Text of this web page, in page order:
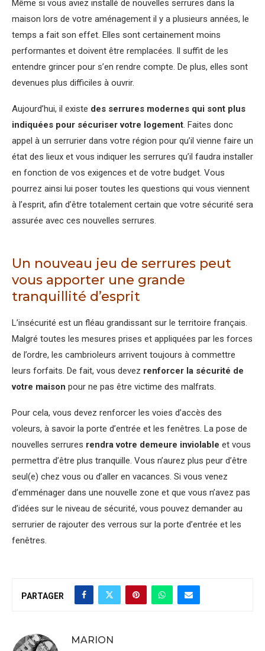
Même si vous aviez installé de nouvelles serrures dans la
maison lors de votre aménagement il y a plusieurs années, le
temps a fait son effet. Elles sont certainement moins
performantes et doivent être remplacées. Il suffit de les
entendre grincer pour s’en rendre compte. De plus, elles sont
devenues plus difficiles à ouvrir.
Aujourd’hui, il existe des serrures modernes qui sont plus
indiquées pour sécuriser votre logement. Faites donc
appel à un serrurier dans votre région pour qu’il vienne faire un
état des lieux et vous indiquer les serrures qu’il faudra installer
en fonction de vos exigences et de votre budget. Vous
pourrez ainsi lui poser toutes les questions qui vous viennent
à l’esprit, afin d’être totalement certain que votre sécurité sera
assurée avec ces nouvelles serrures.
Un nouveau jeu de serrures peut
vous apporter une grande
tranquillité d’esprit
L’insécurité est un fléau grandissant sur le territoire français.
Malgré toutes les mesures prises et appliquées par les forces
de l’ordre, les cambrioleurs arrivent toujours à commettre
leurs forfaits. De fait, vous devez renforcer la sécurité de
votre maison pour ne pas être victime des malfrats.
Pour cela, vous devez renforcer les voies d’accès des
voleurs, à savoir la porte d’entrée et les fenêtres. La pose de
nouvelles serrures rendra votre demeure inviolable et vous
permettra d’être plus tranquille. Vous n’aurez plus peur d’être
seul(e) chez vous ou d’aller en vacances. Si vous venez
d’emménager dans une nouvelle zone et que vous n’avez pas
d’idées sur le niveau de sécurité, vous pouvez demander au
serrurier de rajouter des verrous sur la porte d’entrée et les
fenêtres.
PARTAGER
MARION